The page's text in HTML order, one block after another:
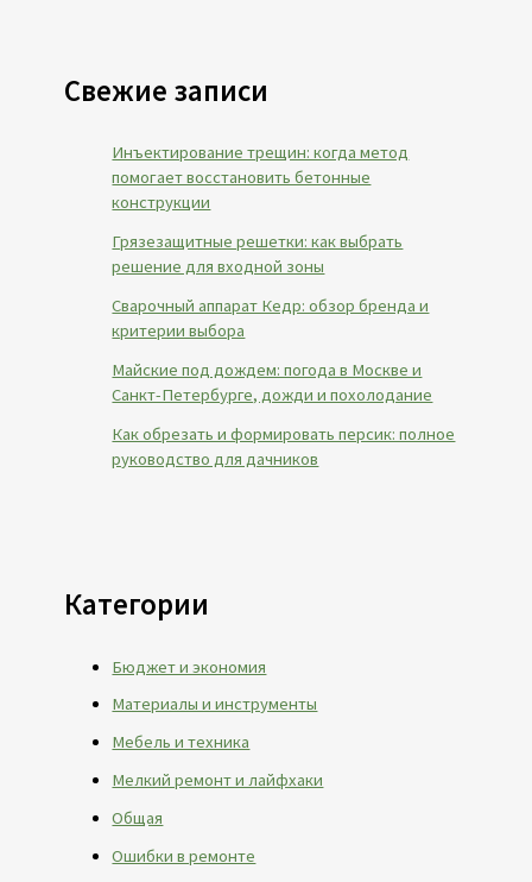
Свежие записи
Инъектирование трещин: когда метод
помогает восстановить бетонные
конструкции
Грязезащитные решетки: как выбрать
решение для входной зоны
Сварочный аппарат Кедр: обзор бренда и
критерии выбора
Майские под дождем: погода в Москве и
Санкт-Петербурге, дожди и похолодание
Как обрезать и формировать персик: полное
руководство для дачников
Категории
Бюджет и экономия
Материалы и инструменты
Мебель и техника
Мелкий ремонт и лайфхаки
Общая
Ошибки в ремонте